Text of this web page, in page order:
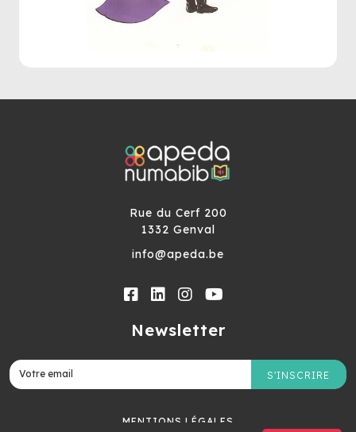
Rue du Cerf 200
1332 Genval
info@apeda.be
Newsletter
S'INSCRIRE
MENTIONS LÉGALES